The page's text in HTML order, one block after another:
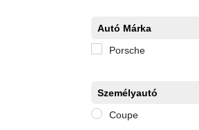
Autó Márka
Porsche
Személyautó
Coupe